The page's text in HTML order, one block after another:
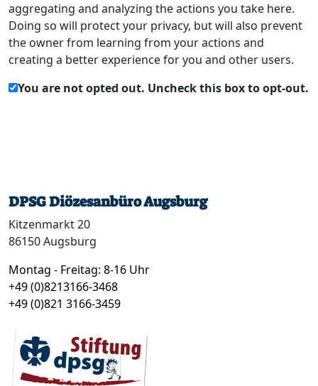
aggregating and analyzing the actions you take here.
Doing so will protect your privacy, but will also prevent
the owner from learning from your actions and
creating a better experience for you and other users.
You are not opted out. Uncheck this box to opt-out.
DPSG Diözesanbüro Augsburg
Kitzenmarkt 20
86150 Augsburg
Montag - Freitag: 8-16 Uhr
+49 (0)8213166-3468
+49 (0)821 3166-3459